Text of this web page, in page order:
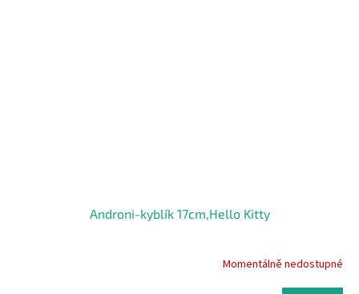
Androni-kyblík 17cm,Hello Kitty
Momentálně nedostupné